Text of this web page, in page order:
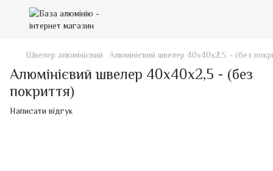
Швелер алюмінієвий Алюмінієвий швелер 40х40х2,5 - (без
Алюмінієвий швелер 40х40х2,5 - (без
покриття)
Написати відгук